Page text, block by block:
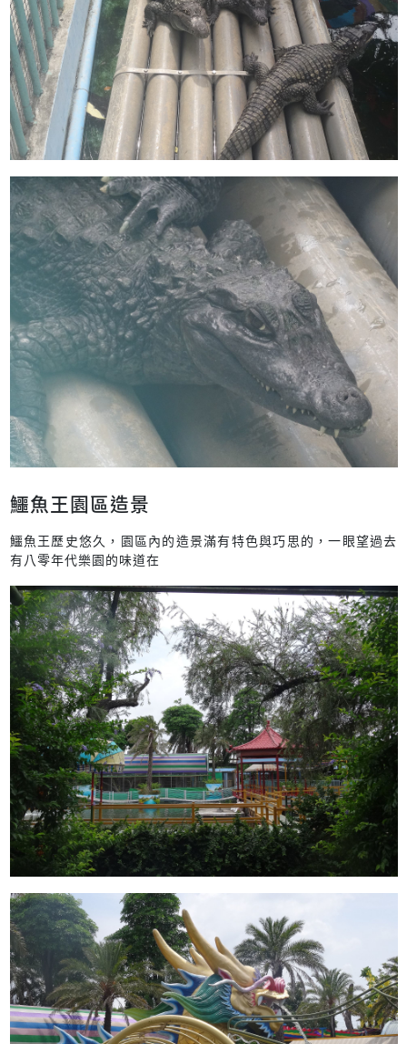
鱷魚王園區造景
鱷魚王歷史悠久，園區內的造景滿有特色與巧思的，一眼望過去
有八零年代樂園的味道在